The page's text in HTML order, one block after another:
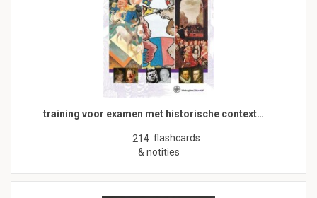
training voor examen met historische context…
214 flashcards
& notities